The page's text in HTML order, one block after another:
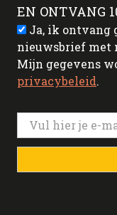
EN ONTVANG
Ja, ik ontvang
nieuwsbrief met
Mijn gegevens
privacybeleid.